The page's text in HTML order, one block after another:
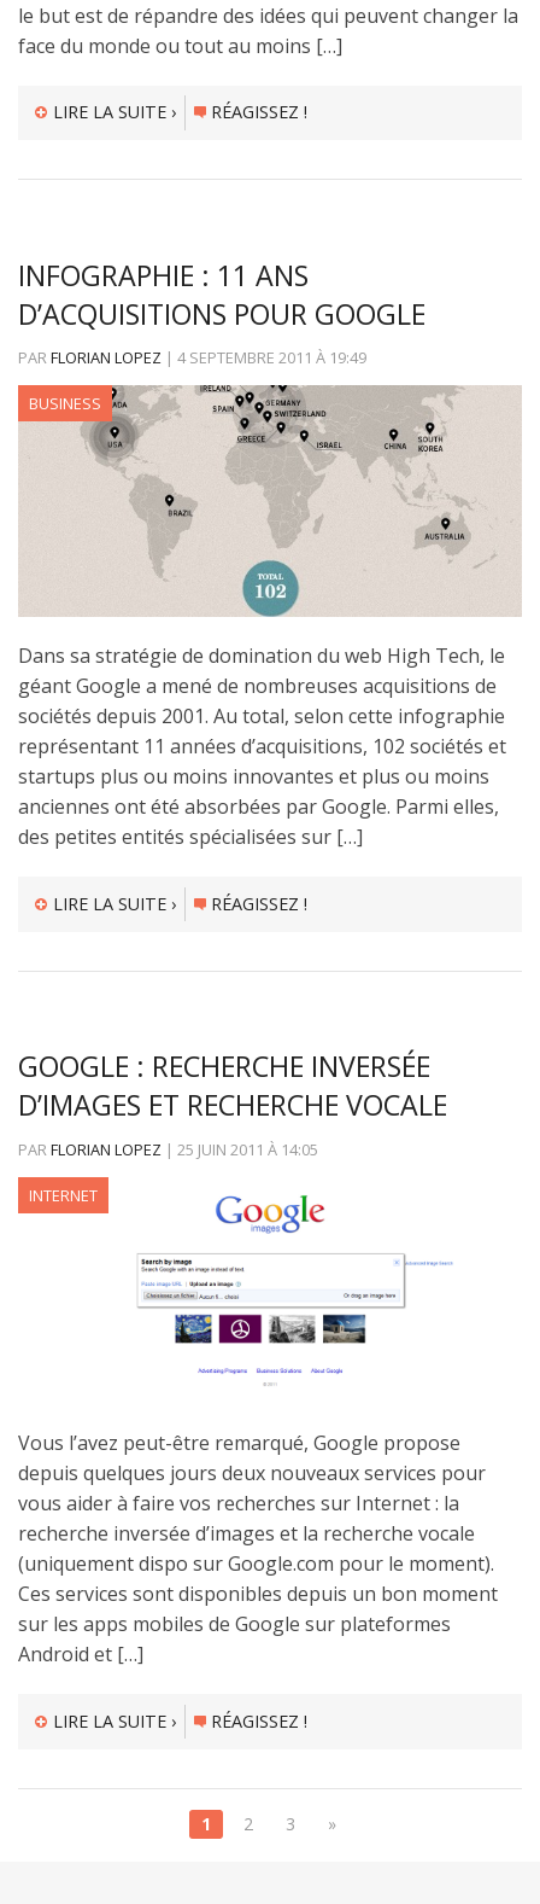
le but est de répandre des idées qui peuvent changer la
face du monde ou tout au moins […]
LIRE LA SUITE › RÉAGISSEZ !
INFOGRAPHIE : 11 ANS
D’ACQUISITIONS POUR GOOGLE
PARFLORIAN LOPEZ | 4 SEPTEMBRE 2011 À 19:49
BUSINESS
Dans sa stratégie de domination du web High Tech, le
géant Google a mené de nombreuses acquisitions de
sociétés depuis 2001. Au total, selon cette infographie
représentant 11 années d’acquisitions, 102 sociétés et
startups plus ou moins innovantes et plus ou moins
anciennes ont été absorbées par Google. Parmi elles,
des petites entités spécialisées sur […]
LIRE LA SUITE › RÉAGISSEZ !
GOOGLE : RECHERCHE INVERSÉE
D’IMAGES ET RECHERCHE VOCALE
PAR FLORIAN LOPEZ | 25 JUIN 2011 À 14:05
INTERNET
Vous l’avez peut-être remarqué, Google propose
depuis quelques jours deux nouveaux services pour
vous aider à faire vos recherches sur Internet : la
recherche inversée d’images et la recherche vocale
(uniquement dispo sur Google.com pour le moment).
Ces services sont disponibles depuis un bon moment
sur les apps mobiles de Google sur plateformes
Android et […]
LIRE LA SUITE › RÉAGISSEZ !
1 2 3 »